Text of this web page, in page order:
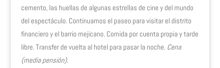
cemento, las huellas de algunas estrellas de cine y del mundo
del espectáculo. Continuamos el paseo para visitar el distrito
financiero y el barrio mejicano. Comida por cuenta propia y tarde
libre. Transfer de vuelta al hotel para pasar la noche. Cena
(media pensión).